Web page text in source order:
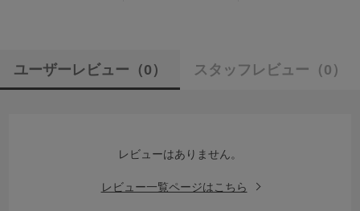
ユーザーレビュー （0） スタッフレビュー （0）
レビューはありません。
レビュー一覧ページはこちら